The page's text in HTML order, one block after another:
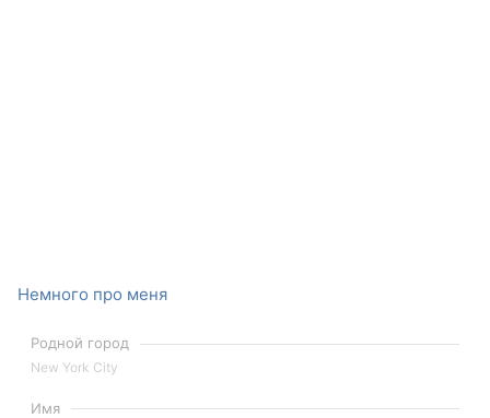
Немного про меня
Родной город
New York City
Имя